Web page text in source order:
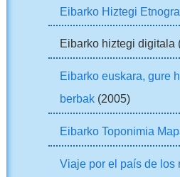
Eibarko Hiztegi
Eibarko hiztegi digitala
Eibarko euskara, gure
berbak(2005)
Eibarko Toponimia
Viaje por el país de los